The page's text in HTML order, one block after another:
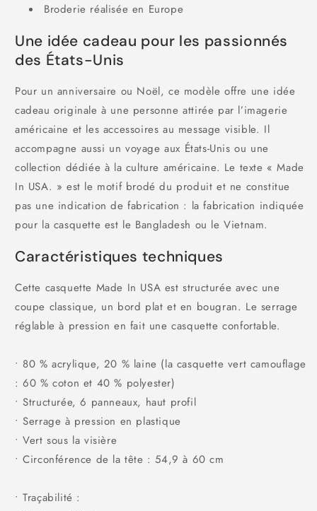
Broderie réalisée en Europe
Une idée cadeau pour les passionnés
des États-Unis
Pour un anniversaire ou Noël, ce modèle offre une idée
cadeau originale à une personne attirée par l’imagerie
américaine et les accessoires au message visible. Il
accompagne aussi un voyage aux États-Unis ou une
collection dédiée à la culture américaine. Le texte « Made
In USA. » est le motif brodé du produit et ne constitue
pas une indication de fabrication : la fabrication indiquée
pour la casquette est le Bangladesh ou le Vietnam.
Caractéristiques techniques
Cette casquette Made In USA est structurée avec une
coupe classique, un bord plat et en bougran. Le serrage
réglable à pression en fait une casquette confortable.
• 80 % acrylique, 20 % laine (la casquette vert camouflage
: 60 % coton et 40 % polyester)
• Structurée, 6 panneaux, haut profil
• Serrage à pression en plastique
• Vert sous la visière
• Circonférence de la tête : 54,9 à 60 cm
• Traçabilité :